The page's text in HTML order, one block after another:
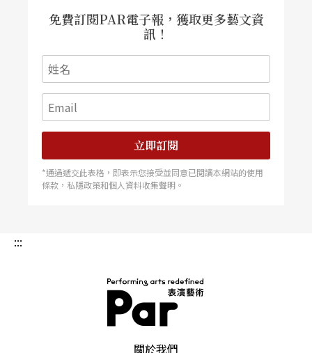
了敘舊，而是暗喻身為家中不被認可的同志兒子
（哥哥）的存在，猶若鬼魂；哥哥唯一的救贖，變
成向充滿怨恨的妹妹尋求。
免費訂閱PAR電子報，獲取更多藝文資
訊！
立即訂閱
*通過遞交此表格，即表示您接受並同意已閱讀本網站的使用
條款，私隱政策和個人資料收集聲明。
:::
關於我們